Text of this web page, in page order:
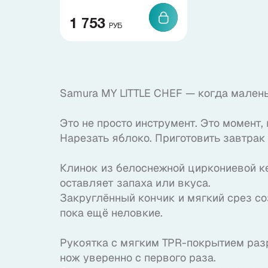
О нас
Офис продаж
Problem@samura.ru
1 753 РУБ
Samura MY LITTLE CHEF — когда
Это не просто инструмент. Это
Нарезать яблоко. Приготовить
Клинок из белоснежной циркониевой
оставляет запаха или вкуса.
Закруглённый кончик и мягкий срез
пока ещё неловкие.
Рукоятка с мягким TPR-покрытием
нож уверенно с первого раза.